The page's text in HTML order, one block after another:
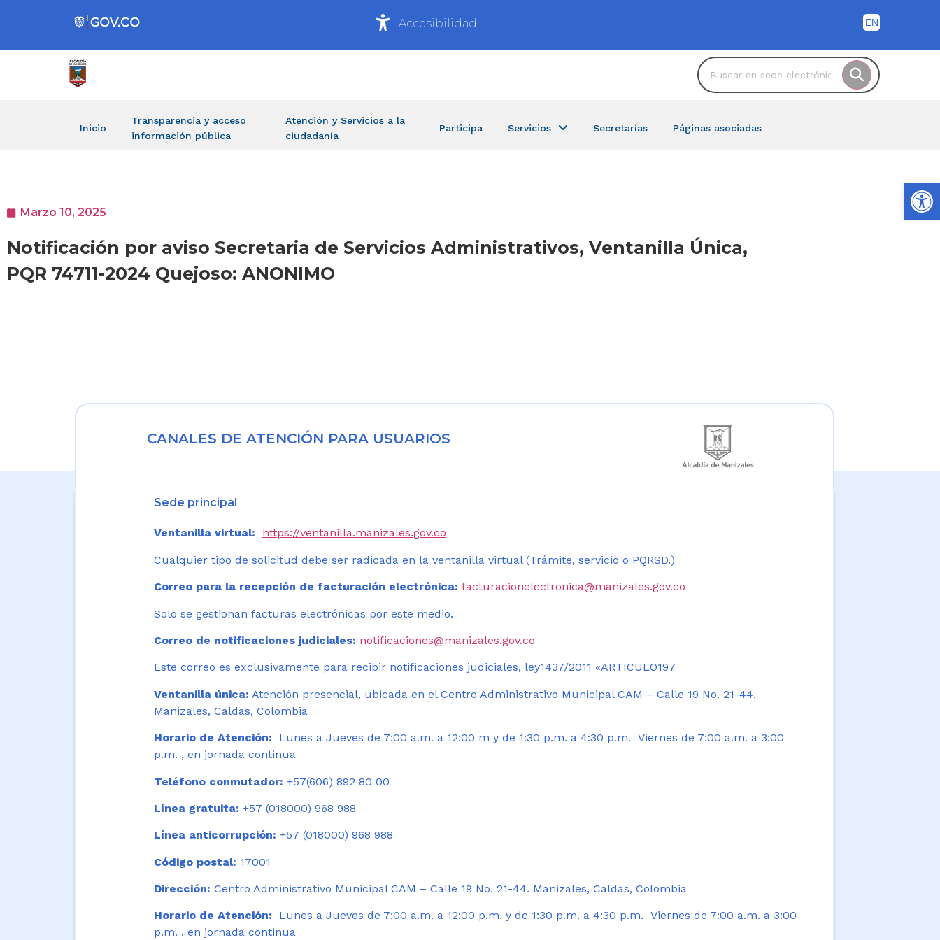
Accesibilidad
Inicio
Transparencia y acceso
información pública
Atención y Servicios a la
ciudadanía
Participa Servicios Secretarías Páginas asociadas
Marzo 10, 2025
Notificación por aviso Secretaria de Servicios Administrativos, Ventanilla Única,
PQR 74711-2024 Quejoso: ANONIMO
CANALES DE ATENCIÓN PARA USUARIOS
Sede principal
Ventanilla virtual: https://ventanilla.manizales.gov.co
Cualquier tipo de solicitud debe ser radicada en la ventanilla virtual (Trámite, servicio o PQRSD.)
Correo para la recepción de facturación electrónica: facturacionelectronica@manizales.gov.co
Solo se gestionan facturas electrónicas por este medio.
Correo de notificaciones judiciales: notificaciones@manizales.gov.co
Este correo es exclusivamente para recibir notificaciones judiciales, ley1437/2011 «ARTICULO197
Ventanilla única: Atención presencial, ubicada en el Centro Administrativo Municipal CAM – Calle 19 No. 21-44.
Manizales, Caldas, Colombia
Horario de Atención:
Lunes a Jueves de 7:00 a.m. a 12:00 m y de 1:30 p.m. a 4:30 p.m. Viernes de 7:00 a.m. a 3:00
p.m. , en jornada continua
Teléfono conmutador: +57(606) 892 80 00
Línea gratuita: +57 (018000) 968 988
Línea anticorrupción: +57 (018000) 968 988
Código postal: 17001
Dirección: Centro Administrativo Municipal CAM – Calle 19 No. 21-44. Manizales, Caldas, Colombia
Horario de Atención: Lunes a Jueves de 7:00 a.m. a 12:00 p.m. y de 1:30 p.m. a 4:30 p.m. Viernes de 7:00 a.m. a 3:00
p.m. , en jornada continua